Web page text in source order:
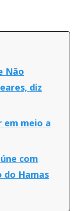
Não
diz
em meio a
com
Hamas